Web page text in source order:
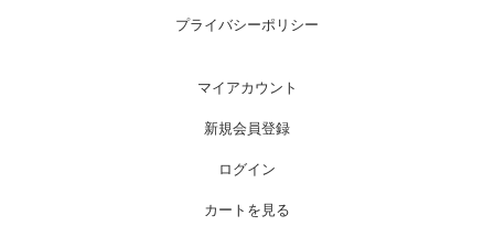
プライバシーポリシー
マイアカウント
新規会員登録
ログイン
カートを見る